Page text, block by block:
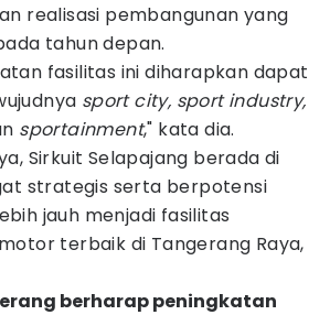
realisasi pembangunan yang
tahun depan.
fasilitas ini diharapkan dapat
sport city, sport industry,
sportainment," kata dia.
Sirkuit Selapajang berada di
strategis serta berpotensi
jauh menjadi fasilitas
terbaik di Tangerang Raya,
berharap peningkatan